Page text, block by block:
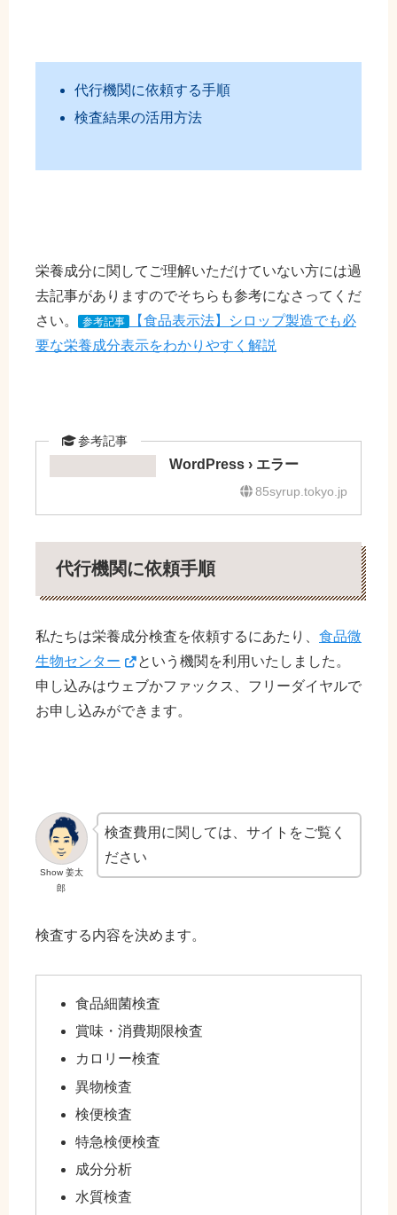
代行機関に依頼する手順
検査結果の活用方法
栄養成分に関してご理解いただけていない方には過
去記事がありますのでそちらも参考になさってくだ
さい。
参考記事
【食品表示法】シロップ製造でも必
要な栄養成分表示をわかりやすく解説
WordPress › エラー
85syrup.tokyo.jp
代行機関に依頼手順
私たちは栄養成分検査を依頼するにあたり、 食品微
生物センター
という機関を利用いたしました。
申し込みはウェブかファックス、フリーダイヤルで
お申し込みができます。
Show 姜太
郎
検査費用に関しては、サイトをご覧く
ださい
検査する内容を決めます。
食品細菌検査
賞味・消費期限検査
カロリー検査
異物検査
検便検査
特急検便検査
成分分析
水質検査